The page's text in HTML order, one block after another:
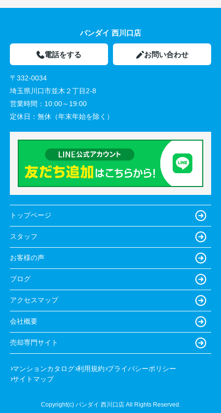
バンダイ 西川口店
電話をする お問い合わせ
〒332-0034
埼玉県川口市並木２丁目2-8
営業時間： 10:00～19:00
定休日： 無休（年末年始を除く）
トップページ
スタッフ
お客様の声
ブログ
アクセスマップ
会社概要
売却専門サイト
マンションカタログ 利用規約 プライバシーポリシー
サイトマップ
Copyright(c) バンダイ 西川口店 All Rights Reserved.